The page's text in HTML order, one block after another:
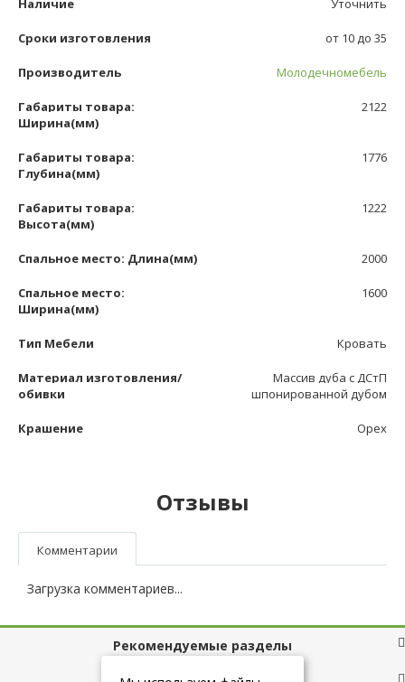
Наличие Уточнить
Сроки изготовления от 10 до 35
Производитель Молодечномебель
Габариты товара:
Ширина(мм)
2122
Габариты товара:
Глубина(мм)
1776
Габариты товара:
Высота(мм)
1222
Спальное место: Длина(мм) 2000
Спальное место:
Ширина(мм)
1600
Тип Мебели Кровать
Материал изготовления/
обивки
Массив дуба с ДСтП
шпонированной дубом
Крашение Орех
Отзывы
Комментарии
Загрузка комментариев...
Рекомендуемые разделы